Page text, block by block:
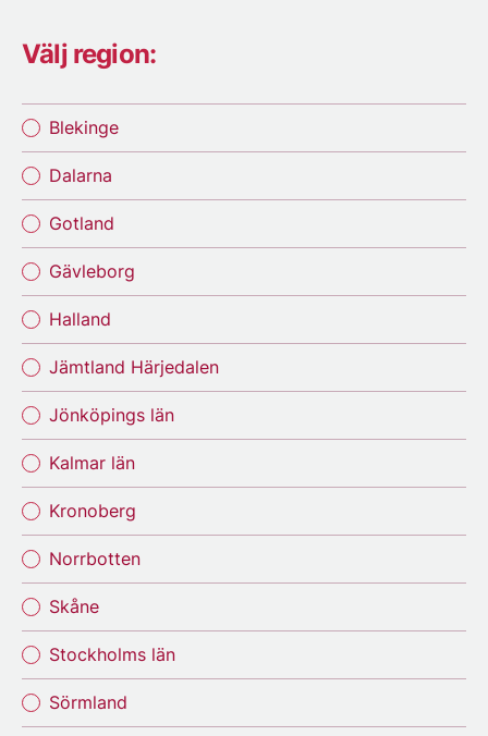
Välj region:
Blekinge
Dalarna
Gotland
Gävleborg
Halland
Jämtland Härjedalen
Jönköpings län
Kalmar län
Kronoberg
Norrbotten
Skåne
Stockholms län
Sörmland